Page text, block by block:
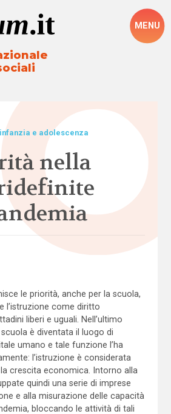
MENU
e adolescenza
nella
le priorità, anche per la scuola,
l’istruzione come diritto
liberi e uguali. Nell’ultimo
è diventata il luogo di
umano e tale funzione l’ha
l’istruzione è considerata
crescita economica. Intorno alla
quindi una serie di imprese
e alla misurazione delle capacità
bloccando le attività di tali